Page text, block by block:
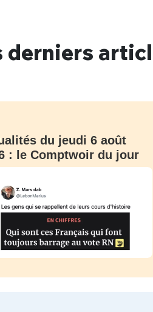
derniers
du jeudi 6 août
: le Comptwoir du jour
*
*
*
PARTICIPATION
souhaitez-
Quelques
tweets